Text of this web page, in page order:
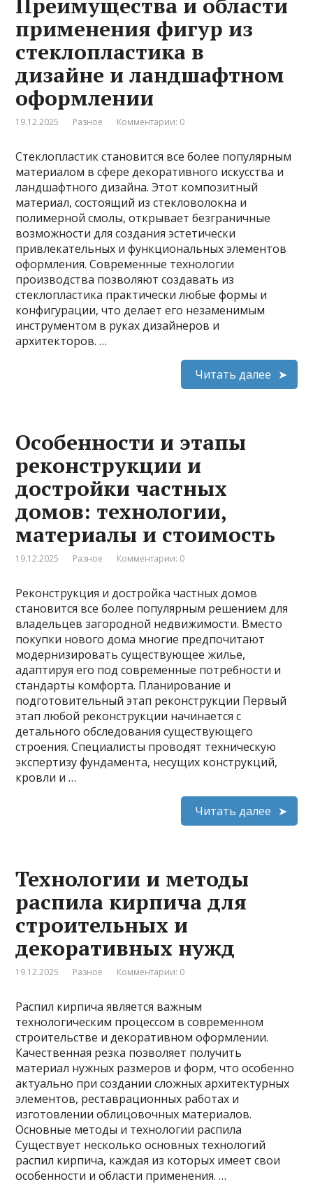
применения фигур из
стеклопластика в
дизайне и ландшафтном
оформлении
19.12.2025 Разное Комментарии: 0
Стеклопластик становится все более популярным
материалом в сфере декоративного искусства и
ландшафтного дизайна. Этот композитный
материал, состоящий из стекловолокна и
полимерной смолы, открывает безграничные
возможности для создания эстетически
привлекательных и функциональных элементов
оформления. Современные технологии
производства позволяют создавать из
стеклопластика практически любые формы и
конфигурации, что делает его незаменимым
инструментом в руках дизайнеров и
архитекторов. …
Читать далее
Особенности и этапы
реконструкции и
достройки частных
домов: технологии,
материалы и стоимость
19.12.2025 Разное Комментарии: 0
Реконструкция и достройка частных домов
становится все более популярным решением для
владельцев загородной недвижимости. Вместо
покупки нового дома многие предпочитают
модернизировать существующее жилье,
адаптируя его под современные потребности и
стандарты комфорта. Планирование и
подготовительный этап реконструкции Первый
этап любой реконструкции начинается с
детального обследования существующего
строения. Специалисты проводят техническую
экспертизу фундамента, несущих конструкций,
кровли и …
Читать далее
Технологии и методы
распила кирпича для
строительных и
декоративных нужд
19.12.2025 Разное Комментарии: 0
Распил кирпича является важным
технологическим процессом в современном
строительстве и декоративном оформлении.
Качественная резка позволяет получить
материал нужных размеров и форм, что особенно
актуально при создании сложных архитектурных
элементов, реставрационных работах и
изготовлении облицовочных материалов.
Основные методы и технологии распила
Существует несколько основных технологий
распил кирпича, каждая из которых имеет свои
особенности и области применения. …